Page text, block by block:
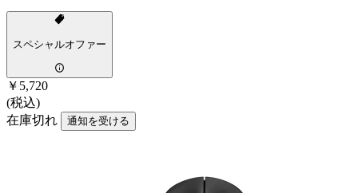
スペシャルオファー
￥5,720
(税込)
在庫切れ
通知を受ける